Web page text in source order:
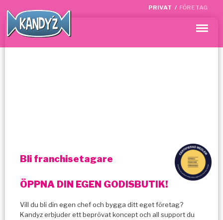
Meny
PRIVAT / FÖRETAG
Bli franchisetagare
ÖPPNA DIN EGEN GODISBUTIK!
Vill du bli din egen chef och bygga ditt eget företag?
Kandyz erbjuder ett beprövat koncept och all support du